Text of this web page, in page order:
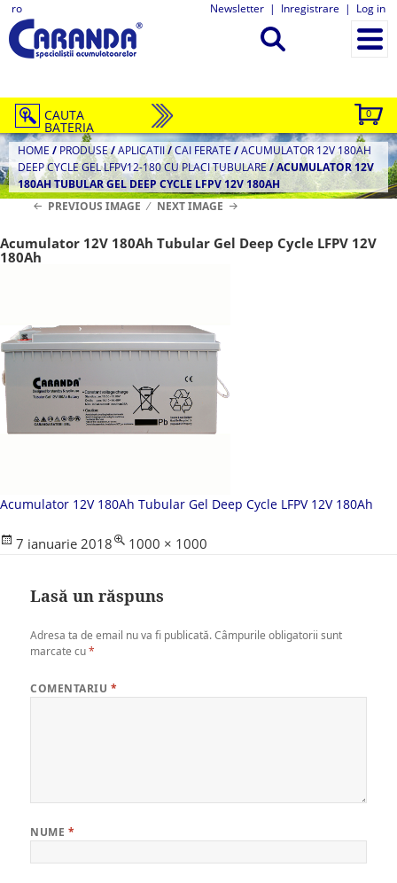
ro Newsletter | Inregistrare | Log in
0
CAUTA
BATERIA
HOME / PRODUSE/APLICATII/CAI FERATE /ACUMULATOR 12V 180AH
DEEP CYCLE GEL LFPV12-180 CU PLACI TUBULARE/ACUMULATOR 12V
180AH TUBULAR GEL DEEP CYCLE LFPV 12V 180AH
PREVIOUS IMAGE
NEXT IMAGE
Acumulator 12V 180Ah Tubular Gel Deep Cycle LFPV 12V
180Ah
Acumulator 12V 180Ah Tubular Gel Deep Cycle LFPV 12V 180Ah
Posted
7 ianuarie 2018
Full
1000 × 1000
Lasă un răspuns
Adresa ta de email nu va fi publicată. Câmpurile obligatorii sunt
marcate cu*
COMENTARIU *
NUME *